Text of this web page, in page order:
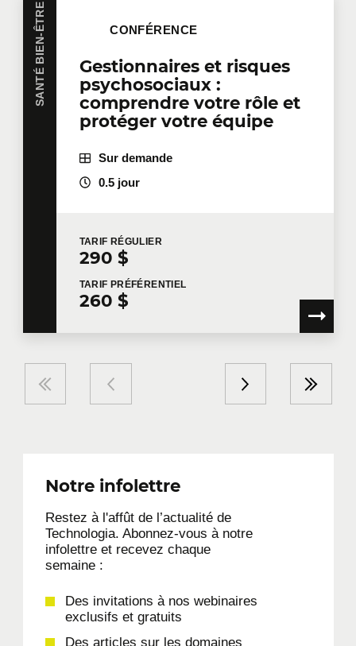
SANTÉ BIEN-ÊTRE
Gestionnaires et risques
psychosociaux :
comprendre votre rôle et
protéger votre équipe
CONFÉRENCE
Sur demande
0.5 jour
TARIF RÉGULIER
290 $
TARIF PRÉFÉRENTIEL
260 $
Notre infolettre
Restez à l'affût de l’actualité de
Technologia. Abonnez-vous à notre
infolettre et recevez chaque
semaine :
Des invitations à nos webinaires
exclusifs et gratuits
Des articles sur les domaines